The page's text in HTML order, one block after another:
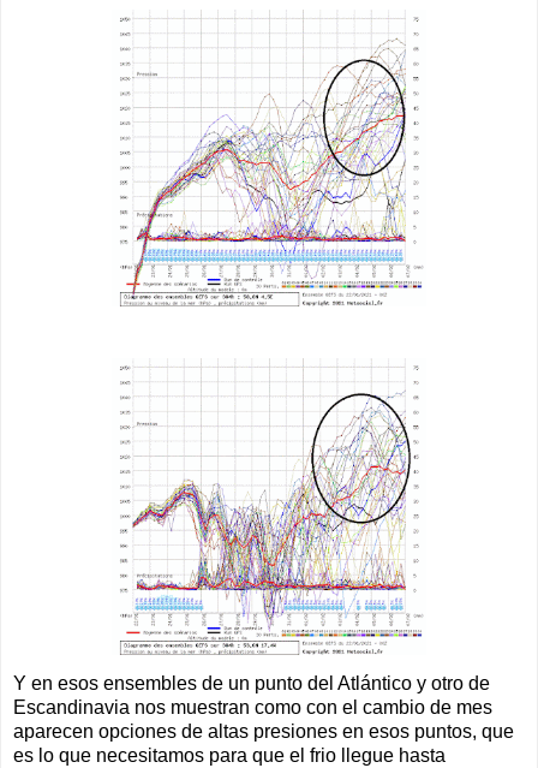
Y en esos ensembles de un punto del Atlántico y otro de
Escandinavia nos muestran como con el cambio de mes
aparecen opciones de altas presiones en esos puntos, que
es lo que necesitamos para que el frio llegue hasta